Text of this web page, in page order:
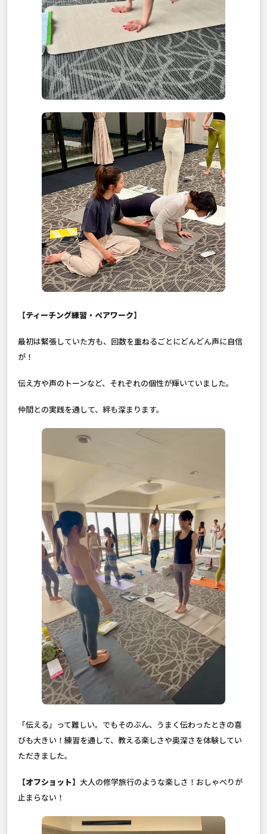
【ティーチング練習・ペアワーク】
最初は緊張していた方も、回数を重ねるごとにどんどん声に自信
が！
伝え方や声のトーンなど、それぞれの個性が輝いていました。
仲間との実践を通して、絆も深まります。
「伝える」って難しい。でもそのぶん、うまく伝わったときの喜
びも大きい！練習を通して、教える楽しさや奥深さを体験してい
ただきました。
【オフショット】 大人の修学旅行のような楽しさ！おしゃべりが
止まらない！